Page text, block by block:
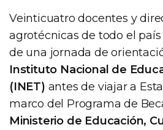
Veinticuatro docentes y
agrotécnicas de todo el
de una jornada de
Instituto Nacional de
(INET) antes de viajar a
marco del Programa de
Ministerio de Educación,